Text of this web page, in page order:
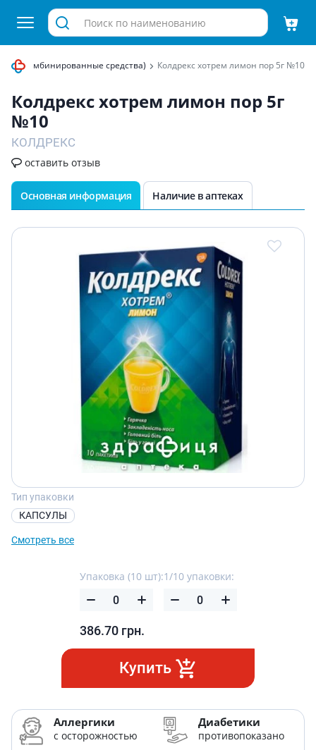
(комбинированные средства) Колдрекс хотрем лимон пор 5г №10
Колдрекс хотрем лимон пор 5г
№10
КОЛДРЕКС
оставить отзыв
Основная информация Наличие в аптеках
Тип упаковки
КАПСУЛЫ
Смотреть все
Упаковка (10 шт):
386.70 грн.
1/10 упаковки:
Купить
Аллергики
с осторожностью
Диабетики
противопоказано